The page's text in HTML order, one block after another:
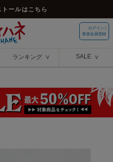
ールはこちら
ログイン /
新規会員登録
ランキング SALE